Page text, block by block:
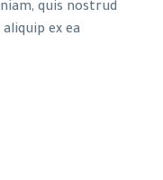
quis nostrud
ex ea